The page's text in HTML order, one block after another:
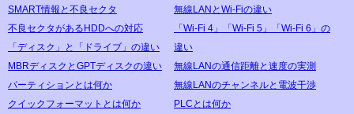
SMART情報と不良セクタ
不良セクタがあるHDDへの対応
「ディスク」と「ドライブ」の違い
MBRディスクとGPTディスクの違い
パーティションとは何か
クイックフォーマットとは何か
無線LANとWi-Fiの違い
「Wi-Fi 4」「Wi-Fi 5」「Wi-Fi 6」の
違い
無線LANの通信距離と速度の実測
無線LANのチャンネルと電波干渉
PLCとは何か